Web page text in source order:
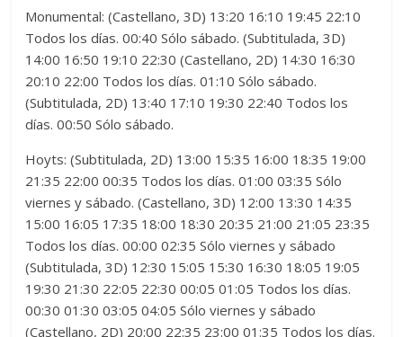
Monumental: (Castellano, 3D) 13:20 16:10 19:45 22:10
Todos los días. 00:40 Sólo sábado. (Subtitulada, 3D)
14:00 16:50 19:10 22:30 (Castellano, 2D) 14:30 16:30
20:10 22:00 Todos los días. 01:10 Sólo sábado.
(Subtitulada, 2D) 13:40 17:10 19:30 22:40 Todos los
días. 00:50 Sólo sábado.
Hoyts: (Subtitulada, 2D) 13:00 15:35 16:00 18:35 19:00
21:35 22:00 00:35 Todos los días. 01:00 03:35 Sólo
viernes y sábado. (Castellano, 3D) 12:00 13:30 14:35
15:00 16:05 17:35 18:00 18:30 20:35 21:00 21:05 23:35
Todos los días. 00:00 02:35 Sólo viernes y sábado
(Subtitulada, 3D) 12:30 15:05 15:30 16:30 18:05 19:05
19:30 21:30 22:05 22:30 00:05 01:05 Todos los días.
00:30 01:30 03:05 04:05 Sólo viernes y sábado
(Castellano, 2D) 20:00 22:35 23:00 01:35 Todos los días.